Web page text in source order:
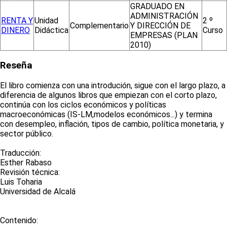
RENTA Y
DINERO
Unidad
DidácticaComplementario
GRADUADO EN
ADMINISTRACIÓN
Y DIRECCIÓN DE
EMPRESAS (PLAN
2010)
2 º
Curso
Reseña
El libro comienza con una introdución, sigue con el largo plazo, a
diferencia de algunos libros que empiezan con el corto plazo,
continúa con los ciclos económicos y políticas
macroeconómicas (IS-LM,modelos económicos...) y termina
con desempleo, inflación, tipos de cambio, política monetaria, y
sector público.
Traducción:
Esther Rabaso
Revisión técnica:
Luis Toharia
Universidad de Alcalá
Contenido: